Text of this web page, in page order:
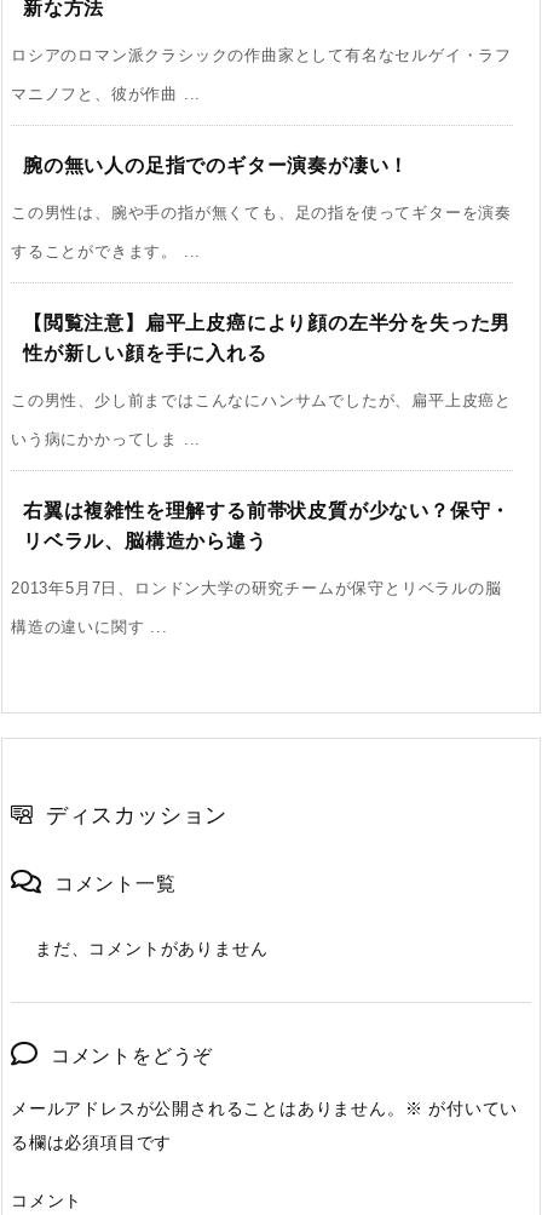
新な方法
ロシアのロマン派クラシックの作曲家として有名なセルゲイ・ラフ
マニノフと、彼が作曲 ...
腕の無い人の足指でのギター演奏が凄い！
この男性は、腕や手の指が無くても、足の指を使ってギターを演奏
することができます。 ...
【閲覧注意】扁平上皮癌により顔の左半分を失った男
性が新しい顔を手に入れる
この男性、少し前まではこんなにハンサムでしたが、扁平上皮癌と
いう病にかかってしま ...
右翼は複雑性を理解する前帯状皮質が少ない？保守・
リベラル、脳構造から違う
2013年5月7日、ロンドン大学の研究チームが保守とリベラルの脳
構造の違いに関す ...
ディスカッション
コメント一覧
まだ、コメントがありません
コメントをどうぞ
メールアドレスが公開されることはありません。 ※ が付いてい
る欄は必須項目です
コメント